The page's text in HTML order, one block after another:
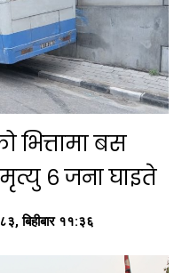
भित्तामा बस
६ जना घाइते
बिहीबार ११:३६